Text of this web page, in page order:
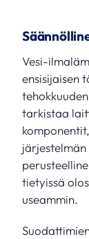
Vesi-
ensisijaisen
tarkistaa
tietyissä
useammin.